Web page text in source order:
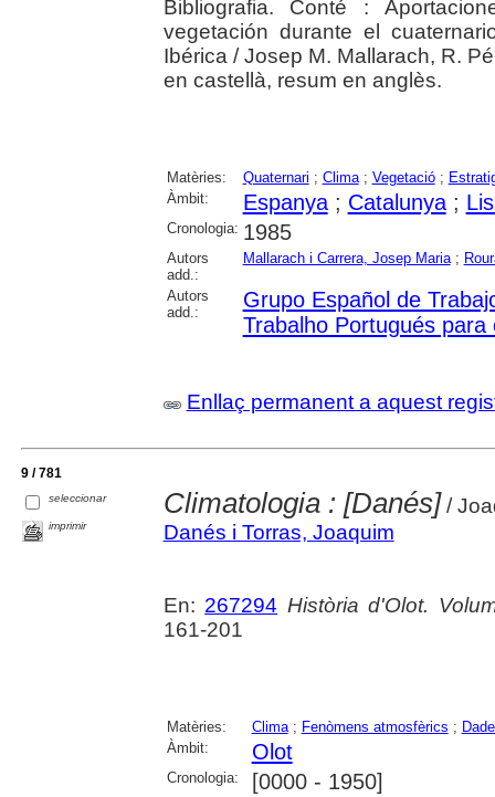
Bibliografia. Conté :
vegetación durante el
Ibérica / Josep M. Mallarach, R.
en castellà, resum en anglès.
Matèries: Quaternari ; Clima; Vegetació;
Àmbit:
Espanya; Catalunya;
Cronologia: 1985
Autors
add.:
Mallarach i Carrera, Josep Maria;
Autors
add.:
Grupo Español de
Trabalho Portugués
Enllaç permanent a aquest
9 / 781
seleccionar
imprimir
Climatologia : [Danés]/
Danés i Torras, Joaquim
En: 267294 Història d'Olot.
161-201
Matèries: Clima; Fenòmens atmosfèrics ;
Àmbit:
Olot
Cronologia: [0000 - 1950]